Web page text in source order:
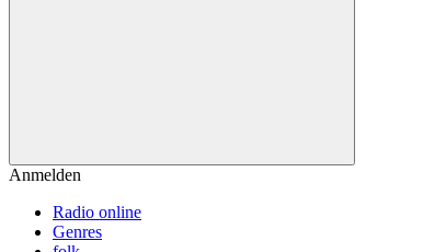
Anmelden
Radio online
Genres